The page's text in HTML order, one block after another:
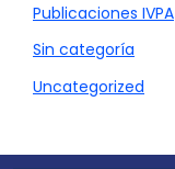
Publicaciones IVPA
Sin categoría
Uncategorized